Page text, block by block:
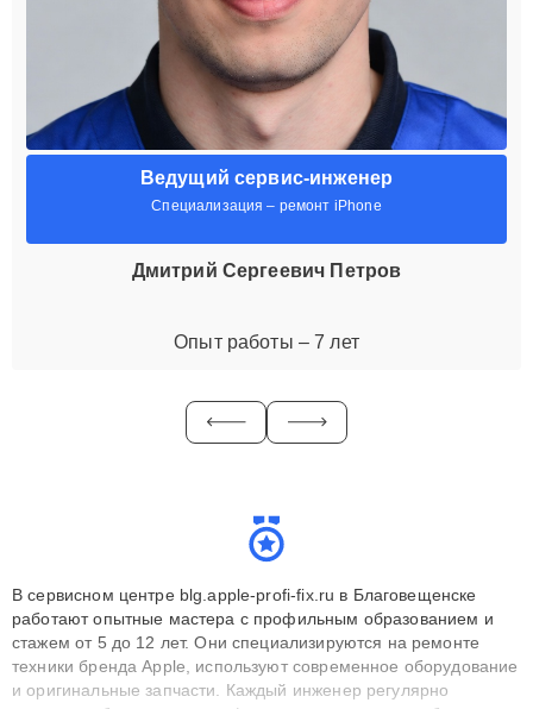
Ведущий сервис-инженер
Специализация – ремонт iPhone
Дмитрий Сергеевич Петров
Опыт работы – 7 лет
В сервисном центре blg.apple-profi-fix.ru в Благовещенске
работают опытные мастера с профильным образованием и
стажем от 5 до 12 лет. Они специализируются на ремонте
техники бренда Apple, используют современное оборудование
и оригинальные запчасти. Каждый инженер регулярно